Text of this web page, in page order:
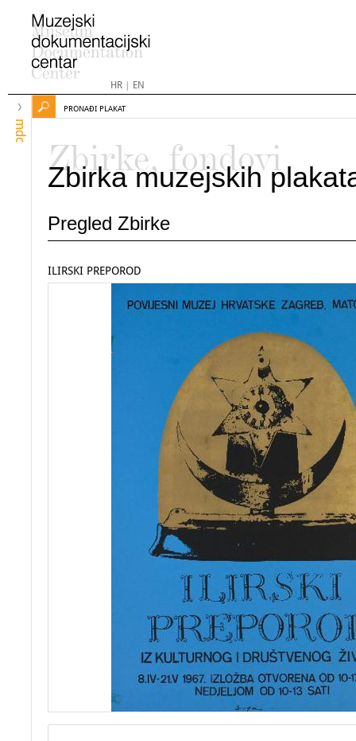
HR| EN
mdc
PRONAĐI PLAKAT
Zbirke, fondovi
Zbirka muzejskih
Pregled Zbirke
ILIRSKI PREPOROD